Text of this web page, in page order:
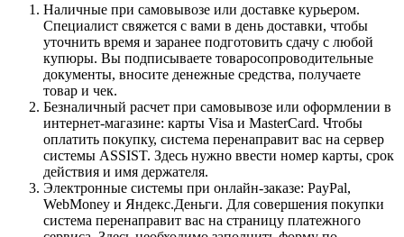
Наличные при самовывозе или доставке курьером.
Специалист свяжется с вами в день доставки, чтобы
уточнить время и заранее подготовить сдачу с любой
купюры. Вы подписываете товаросопроводительные
документы, вносите денежные средства, получаете
товар и чек.
Безналичный расчет при самовывозе или оформлении в
интернет-магазине: карты Visa и MasterCard. Чтобы
оплатить покупку, система перенаправит вас на сервер
системы ASSIST. Здесь нужно ввести номер карты, срок
действия и имя держателя.
Электронные системы при онлайн-заказе: PayPal,
WebMoney и Яндекс.Деньги. Для совершения покупки
система перенаправит вас на страницу платежного